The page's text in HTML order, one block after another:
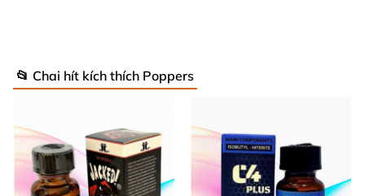
Hạn sử dụng: 03 năm
Giới thiệu chai hít tăng khoái cảm Popper
📂 Chai hít kích thích Poppers